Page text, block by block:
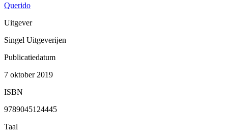
Querido
Uitgever
Singel Uitgeverijen
Publicatiedatum
7 oktober 2019
ISBN
9789045124445
Taal